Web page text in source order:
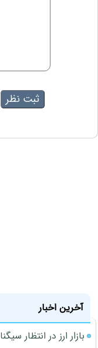
آخرین اخبار
بازار ارز در انتظار